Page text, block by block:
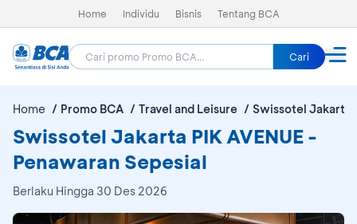
Home Individu Bisnis Tentang BCA
Cari
Home Promo BCA Travel and Leisure Swissotel Jakarta
Swissotel Jakarta PIK AVENUE -
Penawaran Sepesial
Berlaku Hingga 30 Des 2026